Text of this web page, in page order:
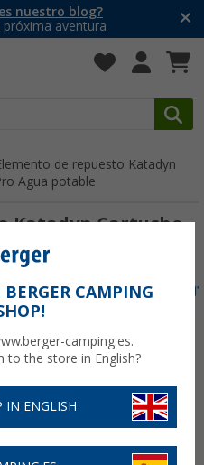
nuestro blog?
aventura
de repuesto Katadyn
Agua potable
Katadyn Cartucho
Pro Agua potable
CAMPING
camping.es.
to the store in English?
IN ENGLISH